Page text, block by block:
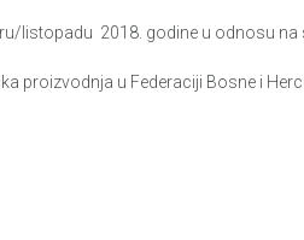
listopadu 2018. godine u odnosu na
u Federaciji Bosne i